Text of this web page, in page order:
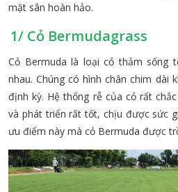
mặt sân hoàn hảo.
1/ Cỏ Bermudagrass
Cỏ Bermuda là loại cỏ thảm sống
nhau. Chúng có hình chân chim dài
định kỳ. Hệ thống rễ của cỏ rất
và phát triển rất tốt, chịu được sức
ưu điểm này mà cỏ Bermuda được